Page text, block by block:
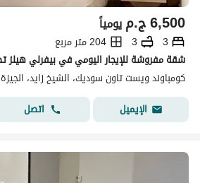
ج.م6,500 يومياً
3
3
204 متر مربع
كومباوند ويست تاون سوديك، الشيخ زايد، الجيزة
الإيميل
اتصل